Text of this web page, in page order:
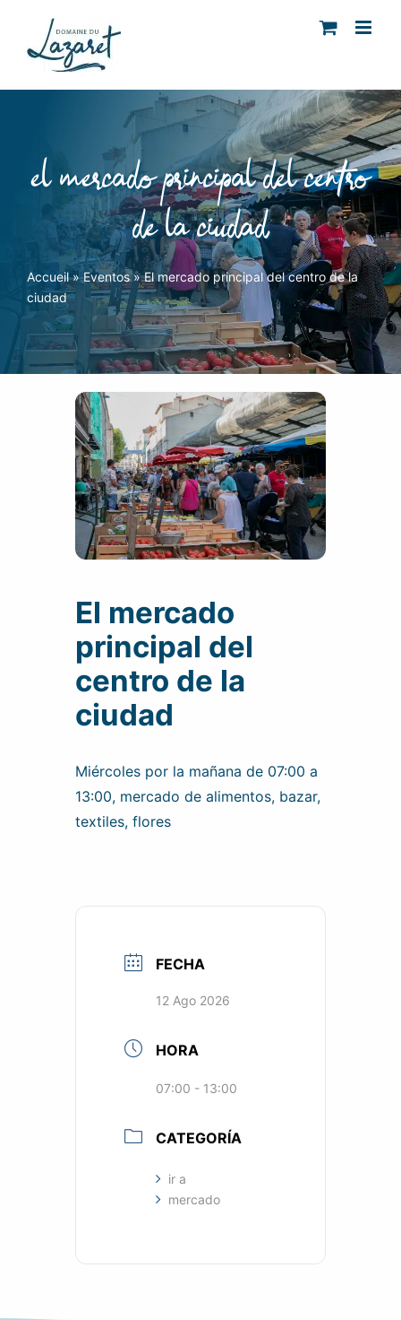
content
el mercado principal del centro
de la ciudad
Accueil»Eventos»El mercado principal del centro de la
ciudad
El mercado
principal del
centro de la
ciudad
Miércoles por la mañana de 07:00 a
13:00, mercado de alimentos, bazar,
textiles, flores
FECHA
12 Ago 2026
HORA
07:00 - 13:00
CATEGORÍA
ir a
mercado